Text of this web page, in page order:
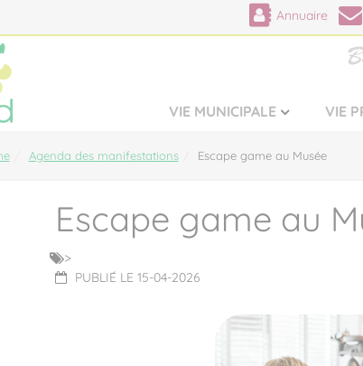
Annuaire
VIE MUNICIPALE VIE
Agenda des manifestations Escape game au Musée
Escape game au
>
PUBLIÉ LE 15-04-2026